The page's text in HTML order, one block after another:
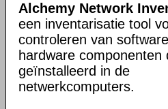
Alchemy Network
een inventarisatie tool
controleren van
hardware componenten
geïnstalleerd in de
netwerkcomputers.